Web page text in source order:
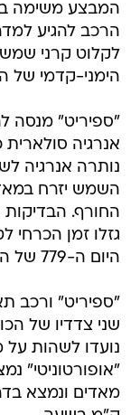
המבצע משימה
הרכב להגיע
לקלוט קרני
הימני-קדמי של
"ספיריט" מנסה
אנרגיה
נותרה אנרגיה
השמש יזרח
החורף.
גזלו זמן הכרחי
היום ה-779 של הרכב על מאדים.
"ספיריט" ורכב
"אופורטוניטי"